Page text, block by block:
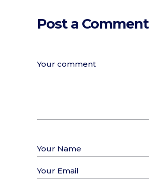
Post a Comment